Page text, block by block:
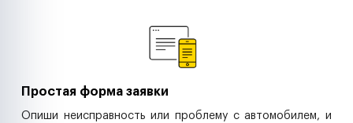
Простая форма заявки
Опиши неисправность или проблему с автомобилем, и